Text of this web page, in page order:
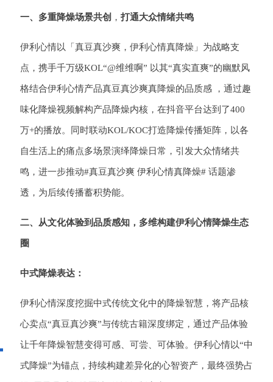
一、多重降燥场景共创 ， 打通大众情绪共鸣
伊利心情以「真豆真沙爽，伊利心情真降燥」为战略支
点，携手千万级KOL“@维维啊” 以其“真实直爽”的幽默风
格结合伊利心情产品真豆真沙爽真降燥的品质感 ，通过趣
味化降燥视频解构产品降燥内核，在抖音平台达到了400
万+的播放。同时联动KOL/KOC打造降燥传播矩阵，以各
自生活上的痛点多场景演绎降燥日常，引发大众情绪共
鸣，进一步推动#真豆真沙爽 伊利心情真降燥# 话题渗
透，为后续传播蓄积势能。
二、 从文化体验到品质感知 ，多维构建伊利心情降燥生态
圈
中式降燥表达：
伊利心情深度挖掘中式传统文化中的降燥智慧，将产品核
心卖点“真豆真沙爽”与传统古籍深度绑定，通过产品体验
让千年降燥智慧变得可感、可尝、可体验。伊利心情以“中
式降燥”为锚点，持续构建差异化的心智资产，最终强势占